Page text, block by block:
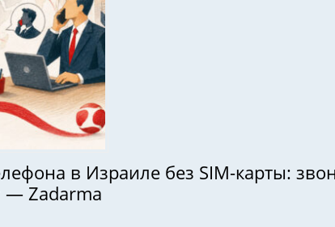
в Израиле без SIM-карты:
— Zadarma